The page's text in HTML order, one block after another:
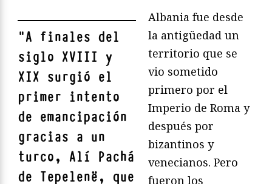
"A finales del
siglo XVIII y
XIX surgió el
primer intento
de emancipación
gracias a un
turco, Alí Pachá
de Tepelenë, que
Albania fue desde
la antigüedad un
territorio que se
vio sometido
primero por el
Imperio de Roma y
después por
bizantinos y
venecianos. Pero
fueron los